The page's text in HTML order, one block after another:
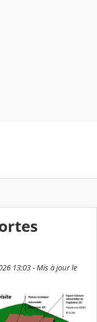
13:03 - Mis à jour le